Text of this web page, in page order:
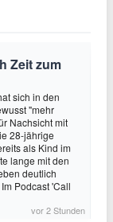
Zeit zum
sich in den
"mehr
Nachsicht mit
28-jährige
als Kind im
lange mit den
deutlich
Podcast 'Call
vor 2 Stunden